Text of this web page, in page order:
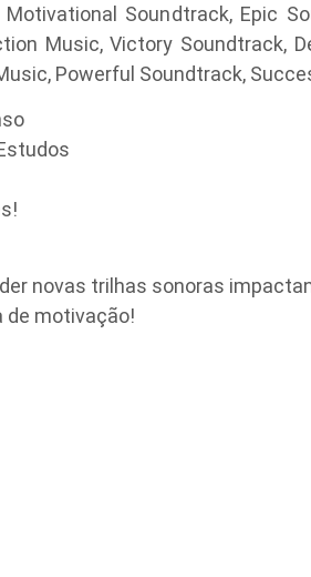
Soundtrack, Epic
Music, Victory Soundtrack,
Powerful Soundtrack,
novas trilhas sonoras
de motivação!